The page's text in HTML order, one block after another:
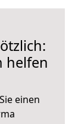
helfen
einen